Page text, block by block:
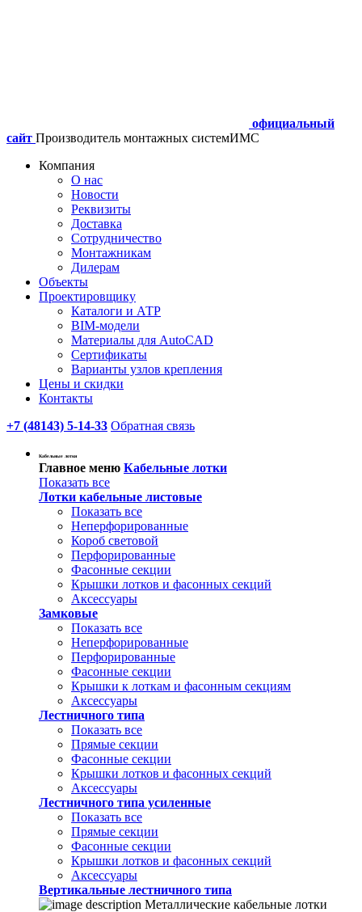
официальный
сайт Производитель монтажных системИМС
Компания
О нас
Новости
Реквизиты
Доставка
Сотрудничество
Монтажникам
Дилерам
Объекты
Проектировщику
Каталоги и АТР
BIM-модели
Материалы для AutoCAD
Сертификаты
Варианты узлов крепления
Цены и скидки
Контакты
+7 (48143) 5-14-33 Обратная связь
Кабельные лотки
Главное меню Кабельные лотки
Показать все
Лотки кабельные листовые
Показать все
Неперфорированные
Короб световой
Перфорированные
Фасонные секции
Крышки лотков и фасонных секций
Аксессуары
Замковые
Показать все
Неперфорированные
Перфорированные
Фасонные секции
Крышки к лоткам и фасонным секциям
Аксессуары
Лестничного типа
Показать все
Прямые секции
Фасонные секции
Крышки лотков и фасонных секций
Аксессуары
Лестничного типа усиленные
Показать все
Прямые секции
Фасонные секции
Крышки лотков и фасонных секций
Аксессуары
Вертикальные лестничного типа
Металлические кабельные лотки